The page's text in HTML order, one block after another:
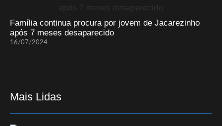
Família continua procura por jovem de Jacarezinho
após 7 meses desaparecido
16/07/2024
Mais Lidas